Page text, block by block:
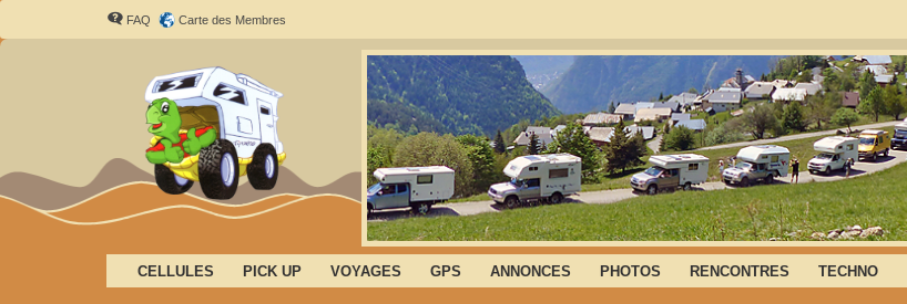
FAQ Carte des Membres
CELLULES PICK UP VOYAGES GPS ANNONCES PHOTOS RENCONTRES TECHNO